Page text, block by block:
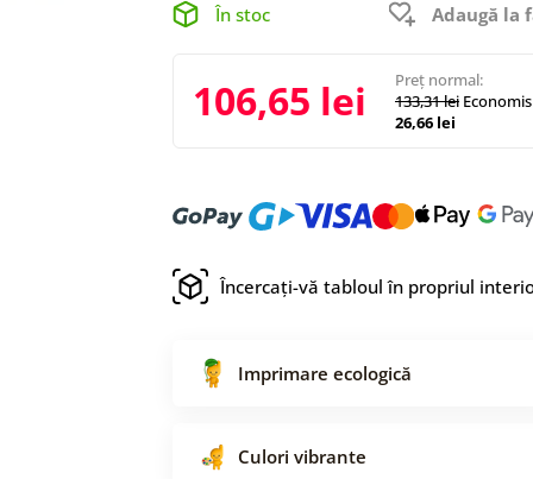
În stoc
Adaugă la
106,65 lei
Preț normal:
133,31 lei
26,66 lei
Încercați-vă tabloul în propriul
Imprimare ecologică
Culori vibrante